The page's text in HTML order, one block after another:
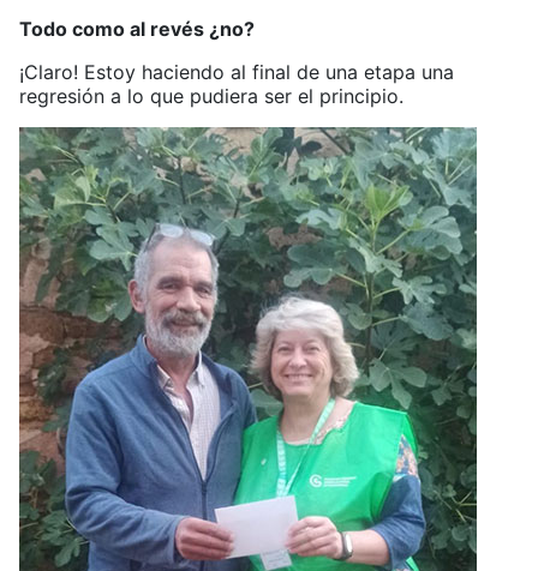
Todo como al revés ¿no?
¡Claro! Estoy haciendo al final de una etapa una
regresión a lo que pudiera ser el principio.